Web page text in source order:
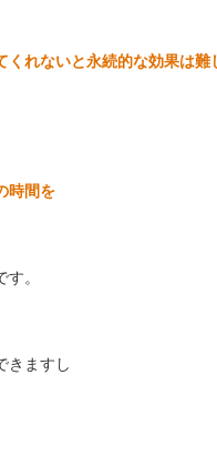
れないと永続的な効果は難
時間を
。
きますし